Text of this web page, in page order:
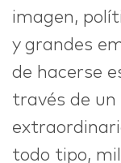
imagen,
y grandes
de hacerse
través de un
todo tipo,